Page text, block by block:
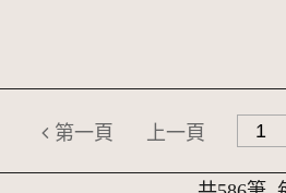
第一頁 上一頁